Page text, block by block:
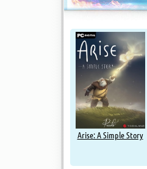
Arise: A Simple Story